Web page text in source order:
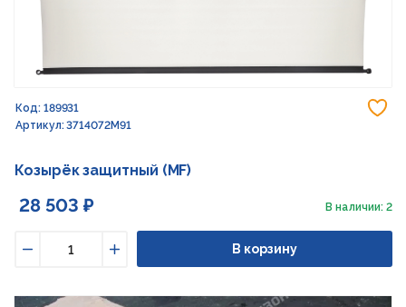
Код: 189931
Артикул: 3714072M91
Козырёк защитный (MF)
28 503 ₽ В наличии: 2
Увеличить
В корзину